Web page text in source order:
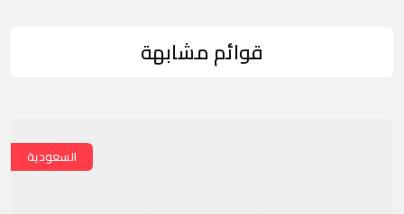
قوائم مشابهة
السعودية